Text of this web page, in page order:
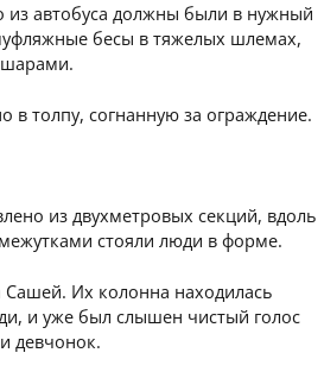
из автобуса должны были в нужный
бесы в тяжелых шлемах,
в толпу, согнанную за ограждение.
из двухметровых секций, вдоль
стояли люди в форме.
Их колонна находилась
и уже был слышен чистый голос
девчонок.